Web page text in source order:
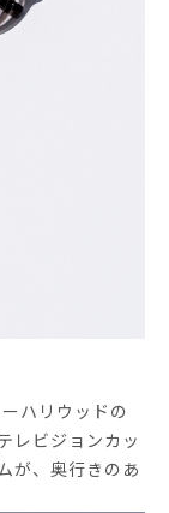
ハリウッドの
レビジョンカッ
が、奥行きのあ